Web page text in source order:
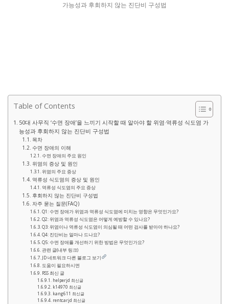
Table of Contents
50대 사무직 ‘수면 장애’을 느끼기 시작할 때 알아야 할 위염·역류성 식도염 가
능성과 후회하지 않는 진단비 구성법
목차
수면 장애의 이해
수면 장애의 주요 원인
위염의 증상 및 원인
위염의 주요 증상
역류성 식도염의 증상 및 원인
역류성 식도염의 주요 증상
후회하지 않는 진단비 구성법
자주 묻는 질문(FAQ)
Q1: 수면 장애가 위염과 역류성 식도염에 미치는 영향은 무엇인가요?
Q2: 위염과 역류성 식도염은 어떻게 예방할 수 있나요?
Q3: 위염이나 역류성 식도염이 의심될 때 어떤 검사를 받아야 하나요?
Q4: 진단비는 얼마나 드나요?
Q5: 수면 장애를 개선하기 위한 방법은 무엇인가요?
관련 글(내부 링크)
JD 네트워크 다른 블로그 보기
도움이 필요하시면
RSS 최신 글
helperjd 최신글
k14970 최신글
kang611 최신글
rentcarjd 최신글